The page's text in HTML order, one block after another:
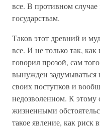
все. В противном
государствам.
Таков этот древний и
все. И не только так,
говорил прозой, сам
вынужден
своих поступков и
недозволенном. К этому
жизненными
такое явление, как риск